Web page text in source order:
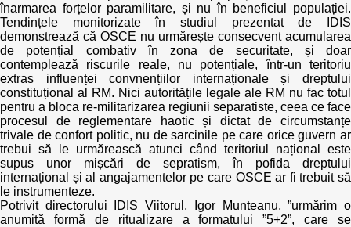
înarmarea forțelor paramilitare, și nu în beneficiul populației.
Tendințele monitorizate în studiul prezentat de IDIS
demonstrează că OSCE nu urmărește consecvent acumularea
de potențial combativ în zona de securitate, și doar
contemplează riscurile reale, nu potențiale, într-un teritoriu
extras influenței convnențiilor internaționale și dreptului
constituțional al RM. Nici autoritățile legale ale RM nu fac totul
pentru a bloca re-militarizarea regiunii separatiste, ceea ce face
procesul de reglementare haotic și dictat de circumstanțe
trivale de confort politic, nu de sarcinile pe care orice guvern ar
trebui să le urmărească atunci când teritoriul național este
supus unor mișcări de sepratism, în pofida dreptului
internațional și al angajamentelor pe care OSCE ar fi trebuit să
le instrumenteze.
Potrivit directorului IDIS Viitorul, Igor Munteanu, ”urmărim o
anumită formă de ritualizare a formatului ”5+2”, care se